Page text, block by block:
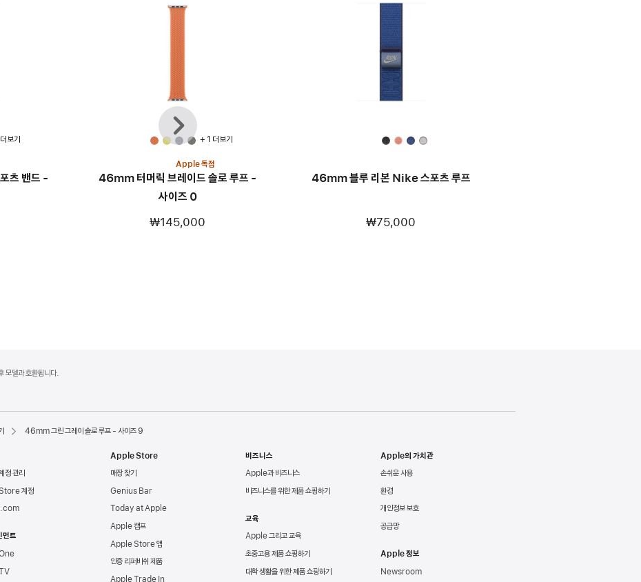
보기
츠 밴드 -
+ 1 더 보기
Apple 독점
46mm 터머릭 브레이드 솔로 루프 -
사이즈 0
₩145,000
46mm 블루 리본 Nike 스포츠 루프
₩75,000
이전
다음
델과 호환됩니다.
46mm 그린 그레이 솔로 루프 - 사이즈 9
관리
계정
먼트
Apple Store
매장 찾기
Genius Bar
Today at Apple
Apple 캠프
Apple Store 앱
인증 리퍼비쉬 제품
Apple Trade In
비즈니스
Apple과 비즈니스
비즈니스를 위한 제품 쇼핑하기
교육
Apple 그리고 교육
초중고용 제품 쇼핑하기
대학 생활을 위한 제품 쇼핑하기
Apple의 가치관
손쉬운 사용
환경
개인정보 보호
공급망
Apple 정보
Newsroom